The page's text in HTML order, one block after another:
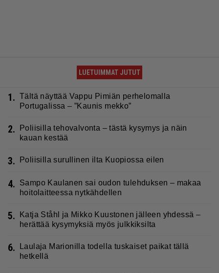
LUETUIMMAT JUTUT
1.
Tältä näyttää Vappu Pimiän perhelomalla
Portugalissa – ”Kaunis mekko”
2.
Poliisilla tehovalvonta – tästä kysymys ja näin
kauan kestää
3. Poliisilla surullinen ilta Kuopiossa eilen
4.
Sampo Kaulanen sai oudon tulehduksen – makaa
hoitolaitteessa nytkähdellen
5.
Katja Ståhl ja Mikko Kuustonen jälleen yhdessä –
herättää kysymyksiä myös julkkiksilta
6.
Laulaja Marionilla todella tuskaiset paikat tällä
hetkellä